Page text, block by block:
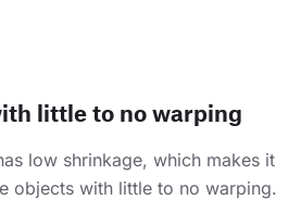
little to no warping
low shrinkage, which makes it
objects with little to no warping.